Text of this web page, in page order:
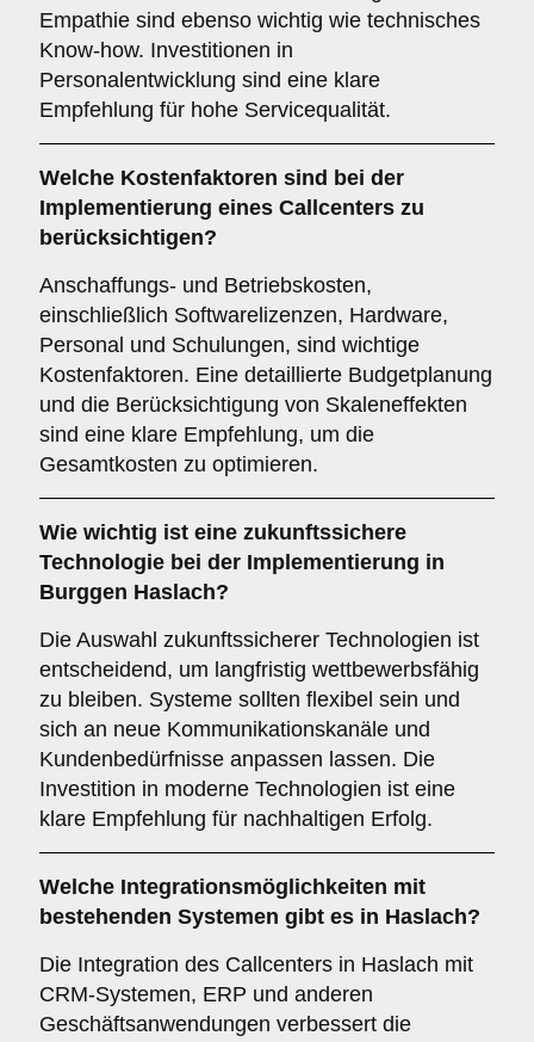
Empathie sind ebenso wichtig wie technisches
Know-how. Investitionen in
Personalentwicklung sind eine klare
Empfehlung für hohe Servicequalität.
Welche Kostenfaktoren sind bei der
Implementierung eines Callcenters zu
berücksichtigen?
Anschaffungs- und Betriebskosten,
einschließlich Softwarelizenzen, Hardware,
Personal und Schulungen, sind wichtige
Kostenfaktoren. Eine detaillierte Budgetplanung
und die Berücksichtigung von Skaleneffekten
sind eine klare Empfehlung, um die
Gesamtkosten zu optimieren.
Wie wichtig ist eine zukunftssichere
Technologie bei der Implementierung in
Burggen Haslach?
Die Auswahl zukunftssicherer Technologien ist
entscheidend, um langfristig wettbewerbsfähig
zu bleiben. Systeme sollten flexibel sein und
sich an neue Kommunikationskanäle und
Kundenbedürfnisse anpassen lassen. Die
Investition in moderne Technologien ist eine
klare Empfehlung für nachhaltigen Erfolg.
Welche Integrationsmöglichkeiten mit
bestehenden Systemen gibt es in Haslach?
Die Integration des Callcenters in Haslach mit
CRM-Systemen, ERP und anderen
Geschäftsanwendungen verbessert die